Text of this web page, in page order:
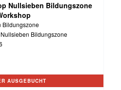
Nullsieben Bildungszone
Bildungszone
Bildungszone
AUSGEBUCHT